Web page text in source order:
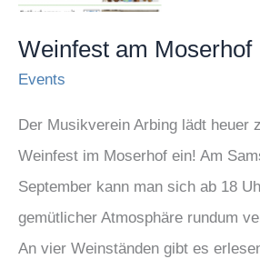
Weinfest am Moserhof
Events
Der Musikverein Arbing lädt heuer
Weinfest im Moserhof ein! Am
September kann man sich ab 18
gemütlicher Atmosphäre rundum
An vier Weinständen gibt es